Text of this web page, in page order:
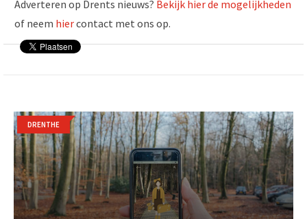
Adverteren op Drents nieuws? Bekijk hier de mogelijkheden
of neem hiercontact met ons op.
DRENTHE